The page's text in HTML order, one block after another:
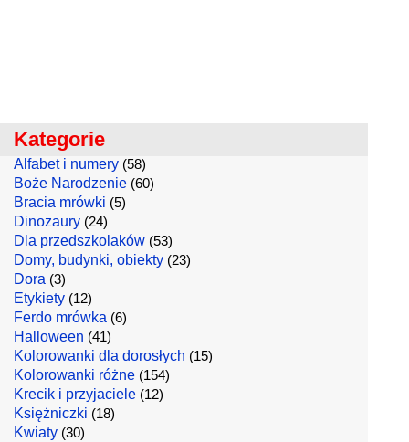
Kategorie
Alfabet i numery (58)
Boże Narodzenie (60)
Bracia mrówki (5)
Dinozaury (24)
Dla przedszkolaków (53)
Domy, budynki, obiekty (23)
Dora (3)
Etykiety (12)
Ferdo mrówka (6)
Halloween (41)
Kolorowanki dla dorosłych (15)
Kolorowanki różne (154)
Krecik i przyjaciele (12)
Księżniczki (18)
Kwiaty (30)